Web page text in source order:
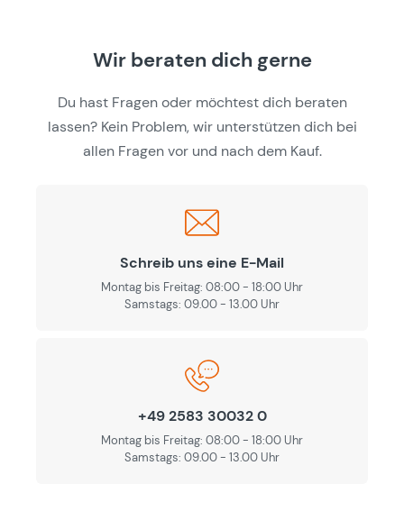
Wir beraten dich gerne
Du hast Fragen oder möchtest dich beraten
lassen? Kein Problem, wir unterstützen dich bei
allen Fragen vor und nach dem Kauf.
Schreib uns eine E-Mail
Montag bis Freitag: 08:00 - 18:00 Uhr
Samstags: 09.00 - 13.00 Uhr
+49 2583 30032 0
Montag bis Freitag: 08:00 - 18:00 Uhr
Samstags: 09.00 - 13.00 Uhr